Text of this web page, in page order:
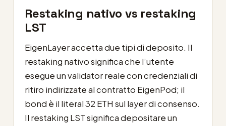
Restaking nativo vs restaking
LST
EigenLayer accetta due tipi di deposito. Il
restaking nativo significa che l’utente
esegue un validator reale con credenziali di
ritiro indirizzate al contratto EigenPod; il
bond è il literal 32 ETH sul layer di consenso.
Il restaking LST significa depositare un